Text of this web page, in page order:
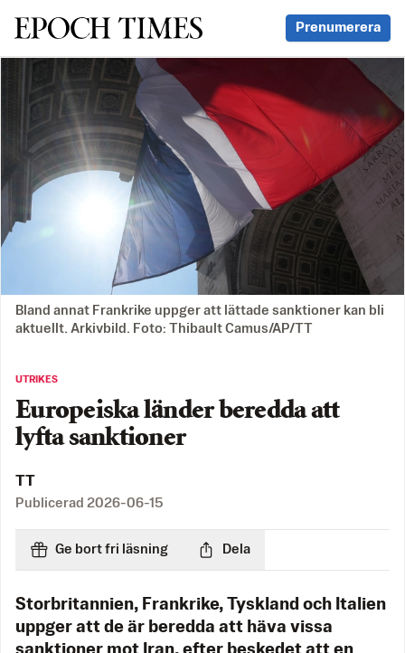
Svenska Epoch Times Prenumerera
Bland annat Frankrike uppger att lättade sanktioner kan bli
aktuellt. Arkivbild. Foto: Thibault Camus/AP/TT
UTRIKES
Europeiska länder beredda att
lyfta sanktioner
TT
Publicerad 2026-06-15
Ge bort fri läsning Dela
Storbritannien, Frankrike, Tyskland och Italien
uppger att de är beredda att häva vissa